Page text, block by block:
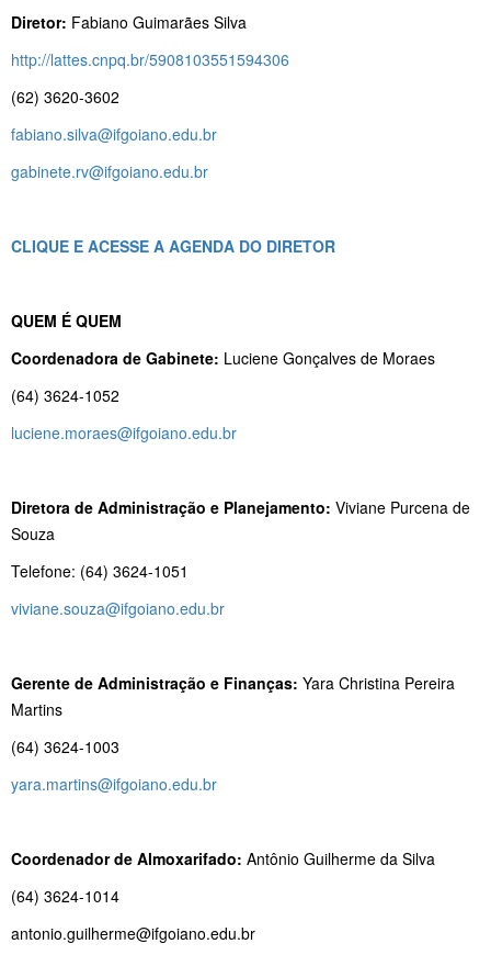
Diretor: Fabiano Guimarães Silva
http://lattes.cnpq.br/5908103551594306
(62) 3620-3602
fabiano.silva@ifgoiano.edu.br
gabinete.rv@ifgoiano.edu.br
CLIQUE E ACESSE A AGENDA DO DIRETOR
QUEM É QUEM
Coordenadora de Gabinete: Luciene Gonçalves de Moraes
(64) 3624-1052
luciene.moraes@ifgoiano.edu.br
Diretora de Administração e Planejamento: Viviane Purcena de
Souza
Telefone: (64) 3624-1051
viviane.souza@ifgoiano.edu.br
Gerente de Administração e Finanças: Yara Christina Pereira
Martins
(64) 3624-1003
yara.martins@ifgoiano.edu.br
Coordenador de Almoxarifado: Antônio Guilherme da Silva
(64) 3624-1014
antonio.guilherme@ifgoiano.edu.br